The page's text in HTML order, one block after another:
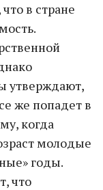
в стране
утверждают,
же попадет в
когда
молодые
годы.
что